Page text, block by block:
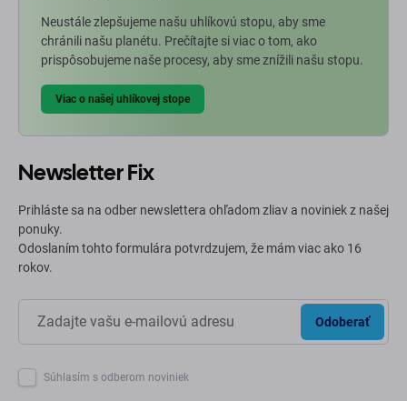
Neustále zlepšujeme našu uhlíkovú stopu, aby sme
chránili našu planétu. Prečítajte si viac o tom, ako
prispôsobujeme naše procesy, aby sme znížili našu stopu.
Viac o našej uhlíkovej stope
Newsletter Fix
Prihláste sa na odber newslettera ohľadom zliav a noviniek z našej
ponuky.
Odoslaním tohto formulára potvrdzujem, že mám viac ako 16
rokov.
Odoberať
Súhlasím s odberom noviniek